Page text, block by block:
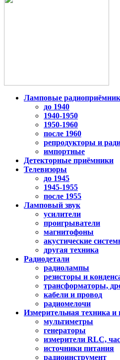
Ламповые
до 1940
1940-1950
1950-1960
после 1960
репродукторы и
импортные
Детекторные приёмники
Телевизоры
до 1945
1945-1955
после 1955
Ламповый звук
усилители
проигрыватели
магнитофоны
акустические
другая техника
Радиодетали
радиолампы
резисторы и
трансформаторы,
кабели и провод
радиомелочи
Измерительная техника
мультиметры
генераторы
измерители RLC,
источники питания
радиоинструмент